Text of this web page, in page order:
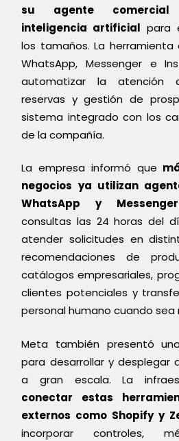
su agente comercial
inteligencia artificial para
los tamaños. La
WhatsApp, Messenger e
automatizar la atención
reservas y gestión de
sistema integrado con los
de la compañía.
La empresa informó que
negocios ya utilizan
WhatsApp y
consultas las 24 horas del
atender solicitudes en
recomendaciones de
catálogos empresariales,
clientes potenciales y
personal humano cuando sea
Meta también presentó
para desarrollar y desplegar
a gran escala. La
conectar estas
externos como Shopify y
incorporar controles,